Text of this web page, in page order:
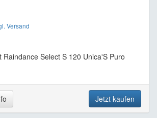
Versand
Raindance Select S 120 Unica'S Puro
Jetzt kaufen